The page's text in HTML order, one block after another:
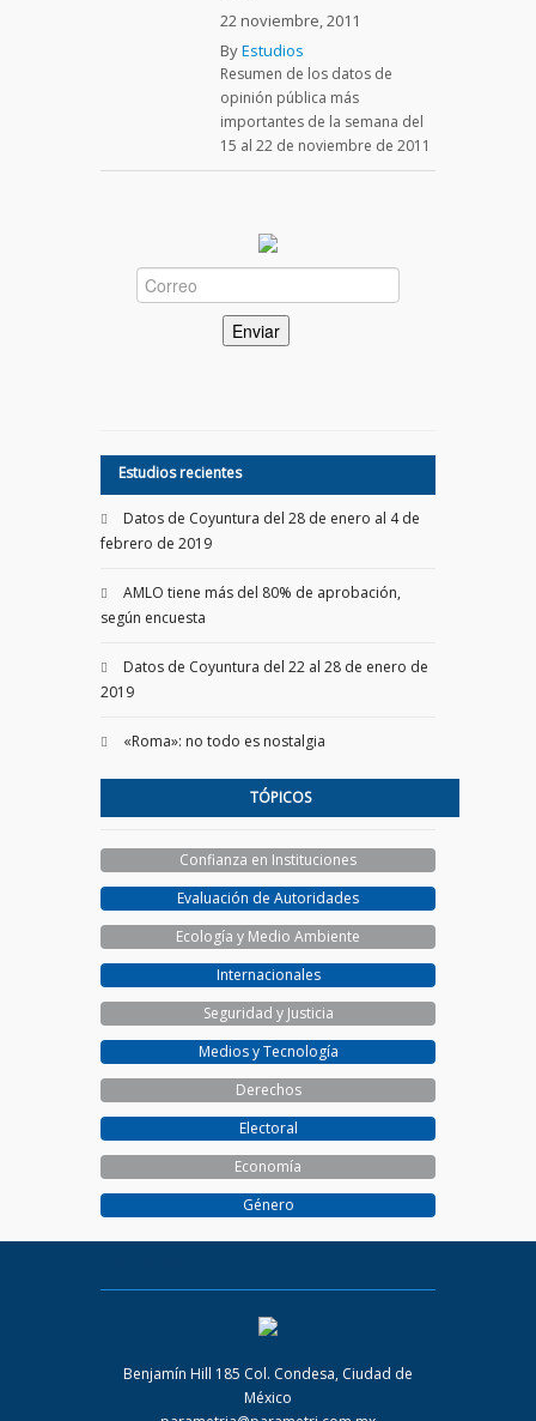
22 noviembre, 2011
ByEstudios
Resumen de los datos de
opinión pública más
importantes de la semana del
15 al 22 de noviembre de 2011
Estudios recientes
Datos de Coyuntura del 28 de enero al 4 de
febrero de 2019
AMLO tiene más del 80% de aprobación,
según encuesta
Datos de Coyuntura del 22 al 28 de enero de
2019
«Roma»: no todo es nostalgia
TÓPICOS
Confianza en Instituciones
Evaluación de Autoridades
Ecología y Medio Ambiente
Internacionales
Seguridad y Justicia
Medios y Tecnología
Derechos
Electoral
Economía
Género
Benjamín Hill 185 Col. Condesa, Ciudad de
México